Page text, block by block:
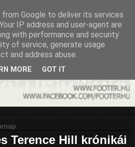
Terence Hill krónikái
Google to deliver its services
IP address and user-agent are
with performance and security
of service, generate usage
and address abuse.
MORE GOT IT